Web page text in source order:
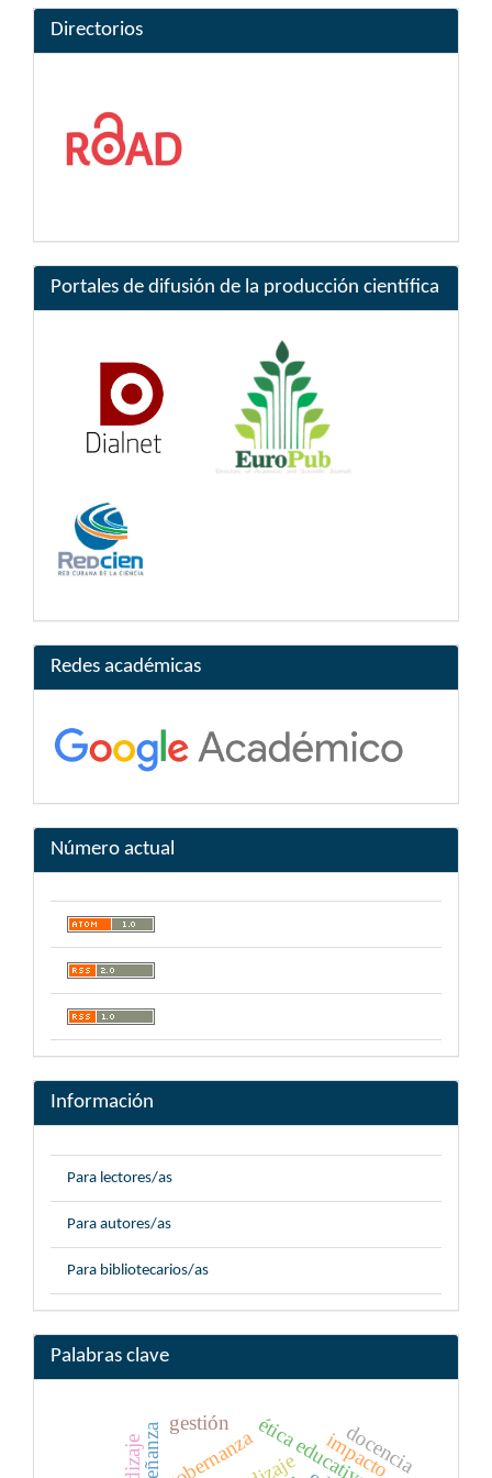
Directorios
Portales de difusión de la producción científica
Redes académicas
Número actual
Información
Para lectores/as
Para autores/as
Para bibliotecarios/as
Palabras clave
gobernanzaética educativa
impacto
docencia
gestión